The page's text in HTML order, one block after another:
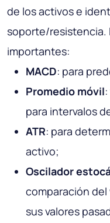
de los activos e
soporte/resistencia.
importantes:
MACD: para
Promedio móvil
para intervalos
ATR: para
activo;
Oscilador
comparación
sus valores